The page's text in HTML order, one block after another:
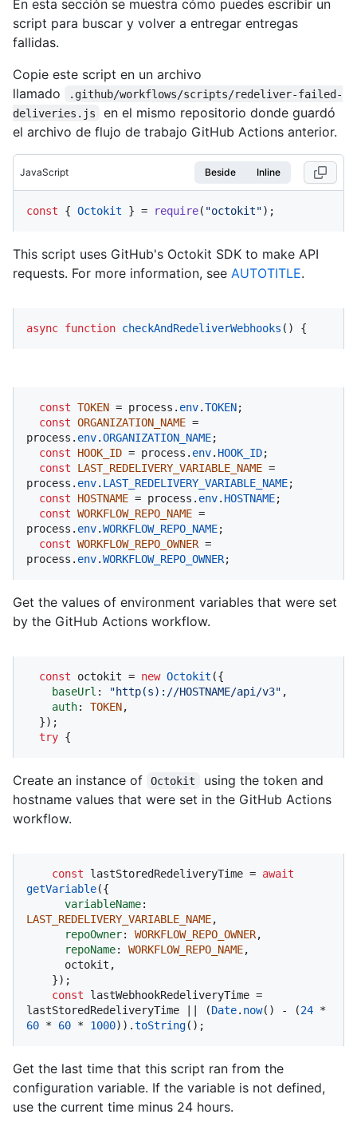
En esta sección se muestra cómo puedes escribir un
script para buscar y volver a entregar entregas
fallidas.
Copie este script en un archivo
llamado
.github/workflows/scripts/redeliver-failed-
deliveries.js
en el mismo repositorio donde guardó
el archivo de flujo de trabajo GitHub Actions anterior.
JavaScript Beside Inline
const { Octokit } = require( "octokit");
This script uses GitHub's Octokit SDK to make API
requests. For more information, see AUTOTITLE.
async function checkAndRedeliverWebhooks ( ) {
const TOKEN = process. env.TOKEN;
const ORGANIZATION_NAME =
process. env.ORGANIZATION_NAME;
const
HOOK_ID = process. env. HOOK_ID;
const
LAST_REDELIVERY_VARIABLE_NAME =
process. env. LAST_REDELIVERY_VARIABLE_NAME;
const
HOSTNAME = process. env. HOSTNAME;
const WORKFLOW_REPO_NAME =
process. env.WORKFLOW_REPO_NAME;
const WORKFLOW_REPO_OWNER =
process. env.WORKFLOW_REPO_OWNER;
Get the values of environment variables that were set
by the GitHub Actions workflow.
const octokit = new Octokit ({
baseUrl : "http(s)://HOSTNAME/api/v3" ,
auth: TOKEN,
try {
Create an instance of Octokit
using the token and
hostname values that were set in the GitHub Actions
workflow.
const lastStoredRedeliveryTime = await
getVariable({
variableName
LAST_REDELIVERY_VARIABLE_NAME,
repoOwner: WORKFLOW_REPO_OWNER,
repoName: WORKFLOW_REPO_NAME,
const lastWebhookRedeliveryTime =
lastStoredRedeliveryTime || (Date. now() - (24
60 * 60 * 1000)).toString();
Get the last time that this script ran from the
configuration variable. If the variable is not defined,
use the current time minus 24 hours.